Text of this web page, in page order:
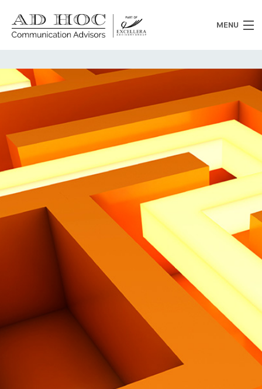
MENU
Chi siamo
Cosa facciamo
News
Clienti
Heritage
Lavora con noi
Contatti